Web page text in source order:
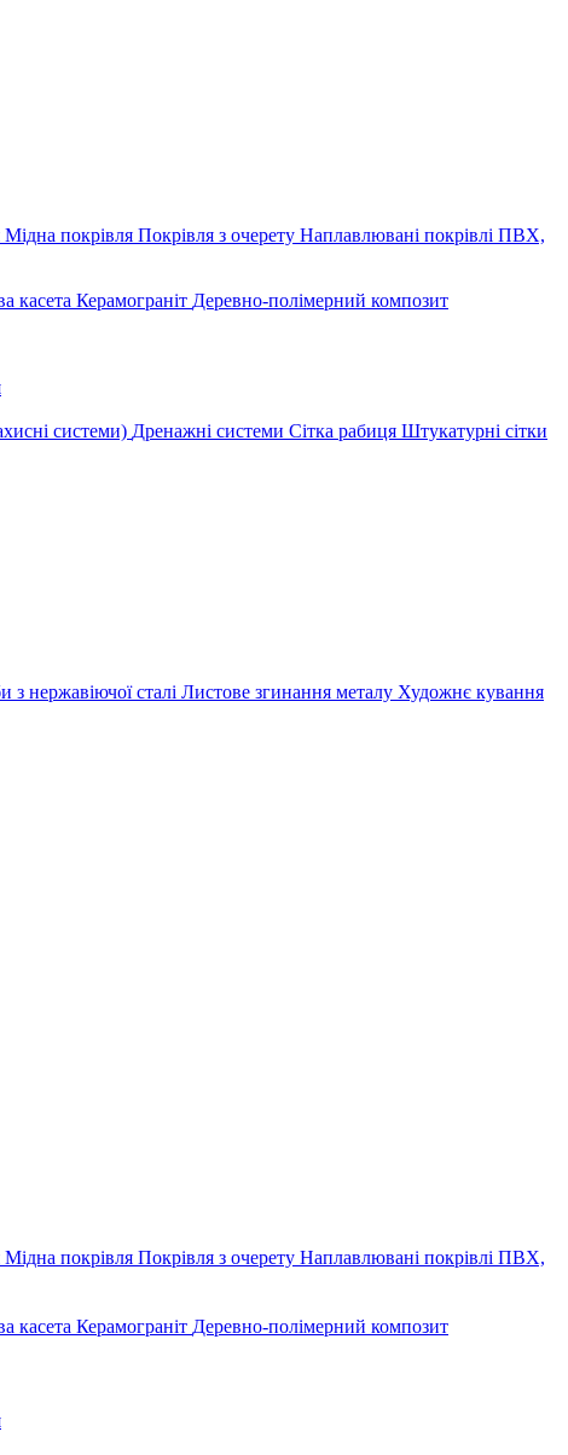
Мідна покрівля Покрівля з очерету Наплавлювані покрівлі ПВХ,
касета Керамограніт Деревно-полімерний композит
системи) Дренажні системи Сітка рабиця Штукатурні сітки
з нержавіючої сталі Листове згинання металу Художнє кування
Мідна покрівля Покрівля з очерету Наплавлювані покрівлі ПВХ,
касета Керамограніт Деревно-полімерний композит